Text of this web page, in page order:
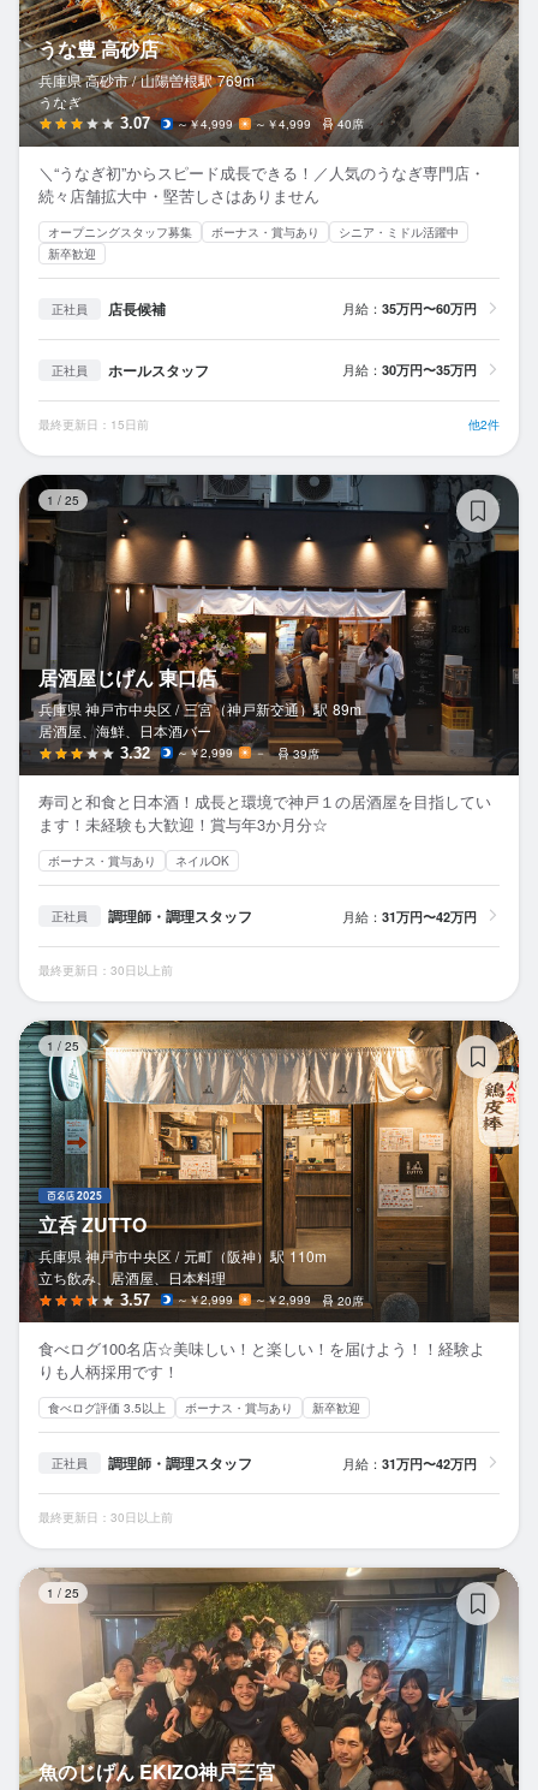
うな豊 高砂店
兵庫県 高砂市 / 山陽曽根駅 769m
うなぎ
3.07 ～￥4,999 ～￥4,999 40席
＼“うなぎ初”からスピード成長できる！／人気のうなぎ専門店・
続々店舗拡大中・堅苦しさはありません
オープニングスタッフ募集 ボーナス・賞与あり
シニア・ミドル活躍中
新卒歓迎
正社員 店長候補 月給： 35万円〜60万円
正社員 ホールスタッフ 月給： 30万円〜35万円
最終更新日：15日前 他2件
1 / 25
居酒屋じげん 東口店
兵庫県 神戸市中央区 / 三宮（神戸新交通）駅 89m
居酒屋、海鮮、日本酒バー
3.32 ～￥2,999 － 39席
寿司と和食と日本酒！成長と環境で神戸１の居酒屋を目指してい
ます！未経験も大歓迎！賞与年3か月分☆
ボーナス・賞与あり ネイルOK
正社員 調理師・調理スタッフ 月給： 31万円〜42万円
最終更新日：30日以上前
1 / 25
立呑 ZUTTO
兵庫県 神戸市中央区 / 元町（阪神） 駅 110m
立ち飲み、居酒屋、日本料理
3.57 ～￥2,999 ～￥2,999 20席
食べログ100名店☆美味しい！と楽しい！を届けよう！！経験よ
りも人柄採用です！
食べログ評価 3.5以上 ボーナス・賞与あり 新卒歓迎
正社員 調理師・調理スタッフ 月給： 31万円〜42万円
最終更新日：30日以上前
1 / 25
魚のじげん EKIZO神戸三宮